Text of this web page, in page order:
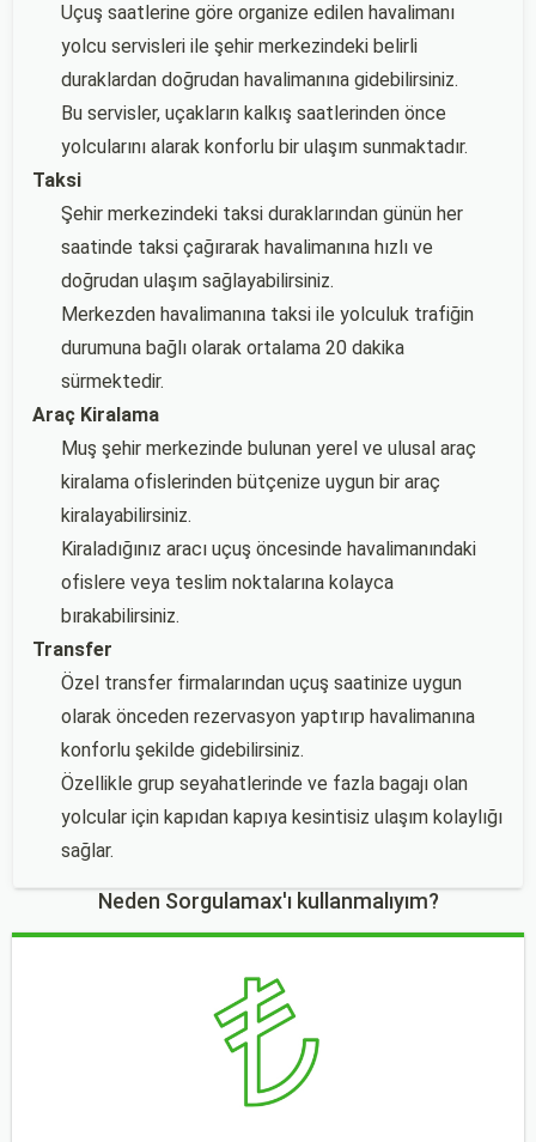
Uçuş saatlerine göre organize edilen havalimanı
yolcu servisleri ile şehir merkezindeki belirli
duraklardan doğrudan havalimanına gidebilirsiniz.
Bu servisler, uçakların kalkış saatlerinden önce
yolcularını alarak konforlu bir ulaşım sunmaktadır.
Taksi
Şehir merkezindeki taksi duraklarından günün her
saatinde taksi çağırarak havalimanına hızlı ve
doğrudan ulaşım sağlayabilirsiniz.
Merkezden havalimanına taksi ile yolculuk trafiğin
durumuna bağlı olarak ortalama 20 dakika
sürmektedir.
Araç Kiralama
Muş şehir merkezinde bulunan yerel ve ulusal araç
kiralama ofislerinden bütçenize uygun bir araç
kiralayabilirsiniz.
Kiraladığınız aracı uçuş öncesinde havalimanındaki
ofislere veya teslim noktalarına kolayca
bırakabilirsiniz.
Transfer
Özel transfer firmalarından uçuş saatinize uygun
olarak önceden rezervasyon yaptırıp havalimanına
konforlu şekilde gidebilirsiniz.
Özellikle grup seyahatlerinde ve fazla bagajı olan
yolcular için kapıdan kapıya kesintisiz ulaşım kolaylığı
sağlar.
Neden Sorgulamax'ı kullanmalıyım?